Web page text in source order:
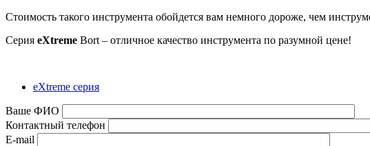
Стоимость такого инструмента обойдется вам немного дороже, чем
Серия eXtreme Bort – отличное качество инструмента по разумной цене!
eXtreme серия
Ваше ФИО
Контактный телефон
E-mail